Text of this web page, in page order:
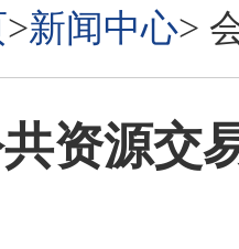
>新闻中心>
资源交